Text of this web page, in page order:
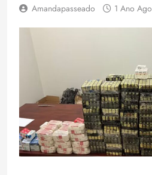
Amandapasseado 1 Ano Ago